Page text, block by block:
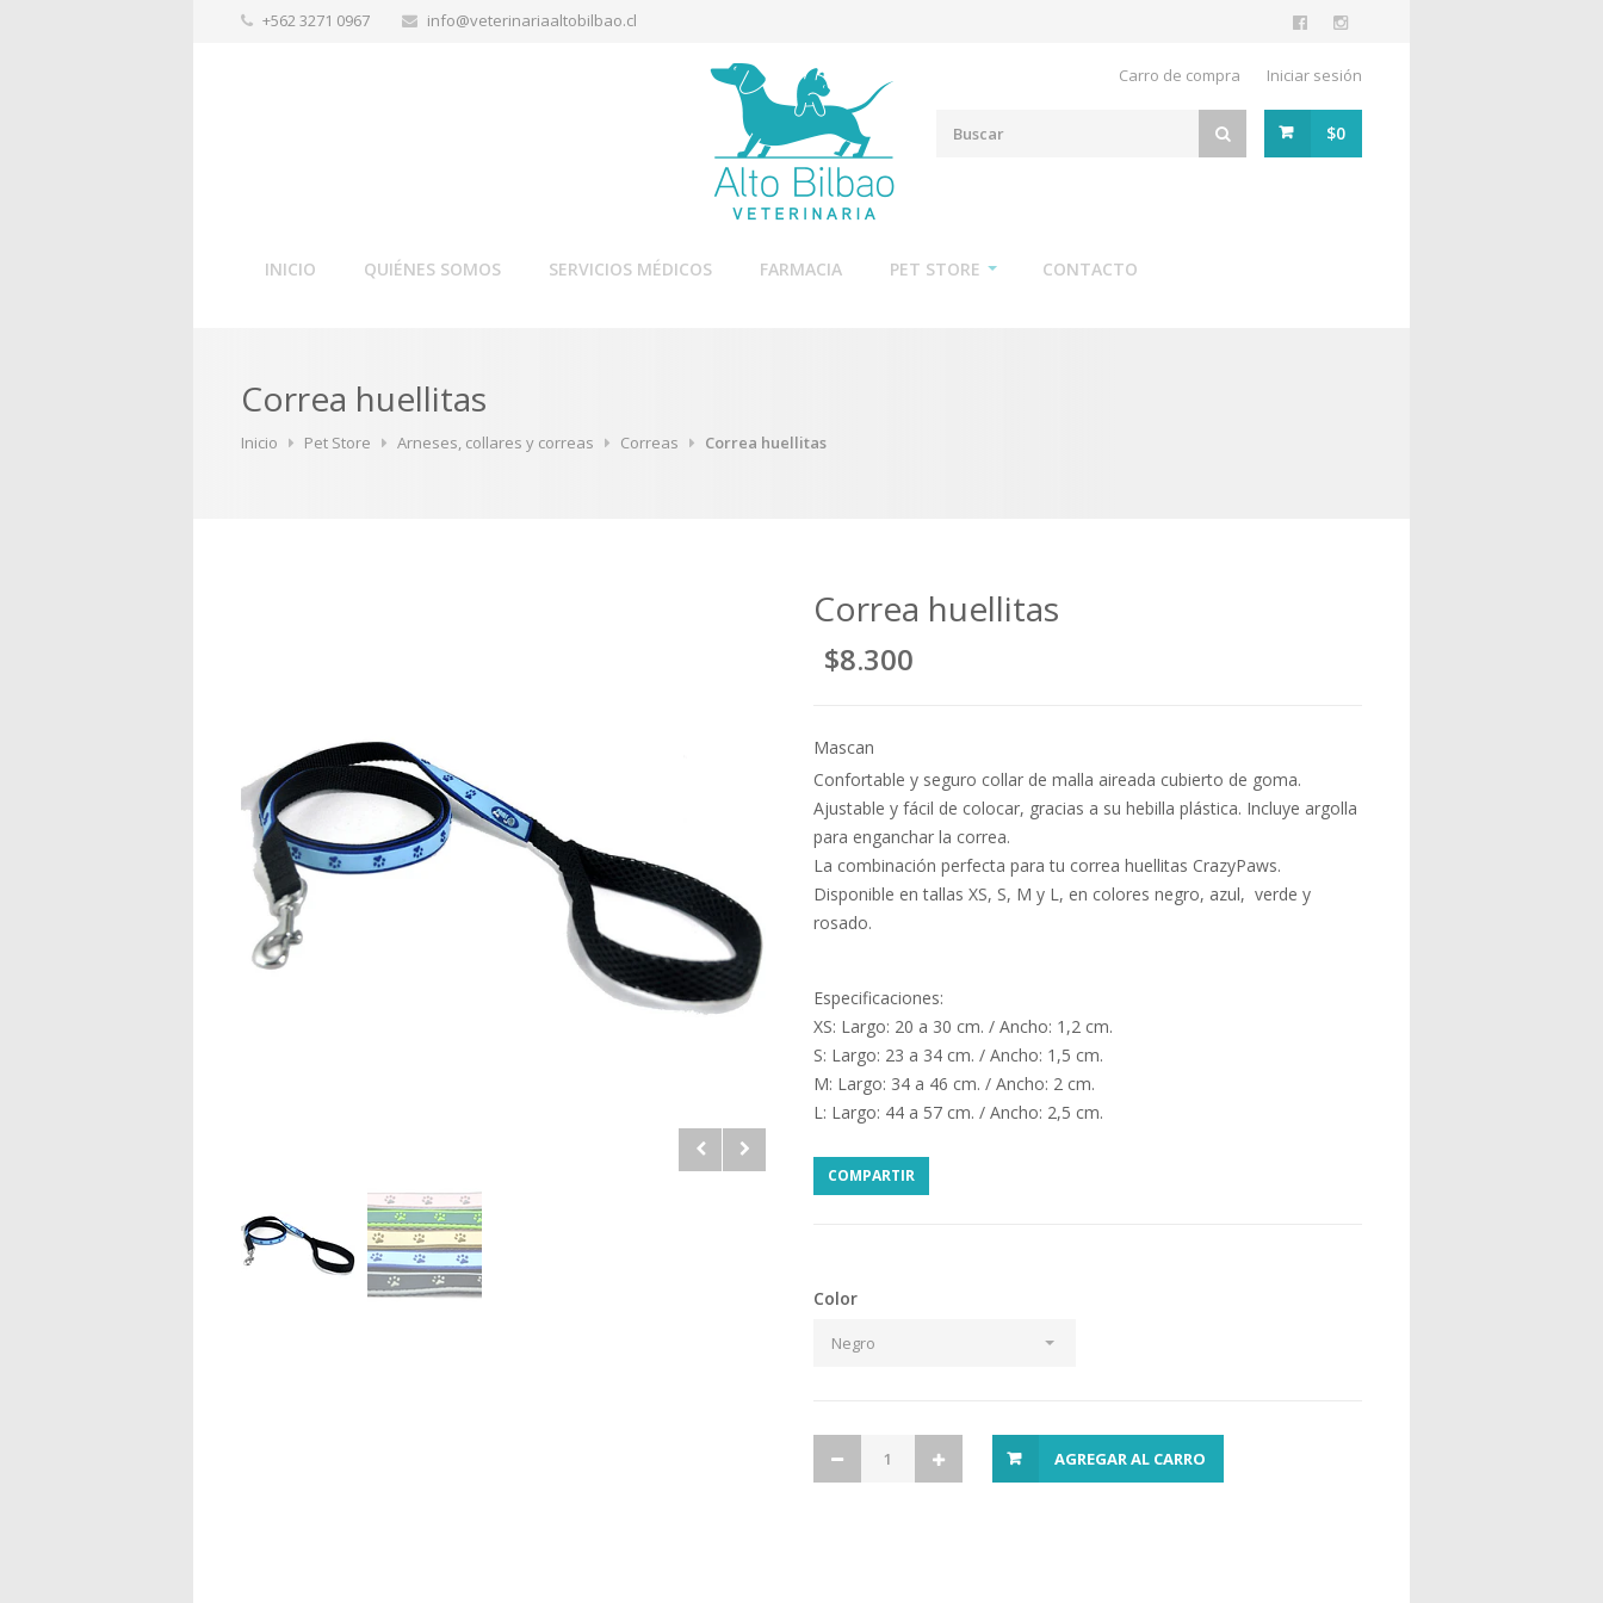
+562 3271 0967 info@veterinariaaltobilbao.cl
Carro de compra Iniciar sesión
$0
INICIO QUIÉNES SOMOS SERVICIOS MÉDICOS FARMACIA PET STORE CONTACTO
Correa huellitas
Inicio Pet Store Arneses, collares y correas Correas Correa huellitas
Correa huellitas
$8.300
Mascan
Confortable y seguro collar de malla aireada cubierto de goma.
Ajustable y fácil de colocar, gracias a su hebilla plástica. Incluye argolla
para enganchar la correa.
La combinación perfecta para tu correa huellitas CrazyPaws.
Disponible en tallas XS, S, M y L, en colores negro, azul, verde y
rosado.
Especificaciones:
XS: Largo: 20 a 30 cm. / Ancho: 1,2 cm.
S: Largo: 23 a 34 cm. / Ancho: 1,5 cm.
M: Largo: 34 a 46 cm. / Ancho: 2 cm.
L: Largo: 44 a 57 cm. / Ancho: 2,5 cm.
COMPARTIR
Color
Negro
AGREGAR AL CARRO